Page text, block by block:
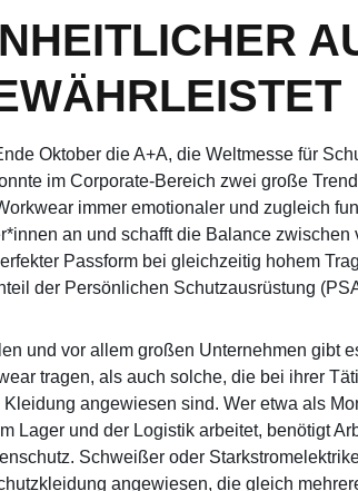
Oktober die A+A, die Weltmesse für
im Corporate-Bereich zwei große
immer emotionaler und zugleich
an und schafft die Balance
Passform bei gleichzeitig hohem
der Persönlichen Schutzausrüstung
und vor allem großen Unternehmen gibt
tragen, als auch solche, die bei ihrer
Kleidung angewiesen sind. Wer etwa als
Lager und der Logistik arbeitet, benötigt
Schweißer oder
angewiesen, die gleich